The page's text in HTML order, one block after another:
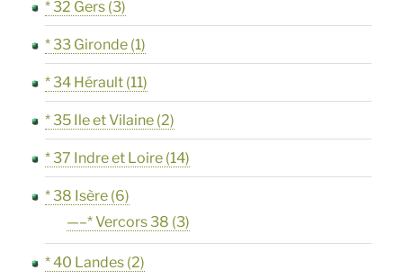
* 32 Gers (3)
* 33 Gironde (1)
* 34 Hérault (11)
* 35 Ile et Vilaine (2)
* 37 Indre et Loire (14)
* 38 Isère (6)
—–* Vercors 38 (3)
* 40 Landes (2)